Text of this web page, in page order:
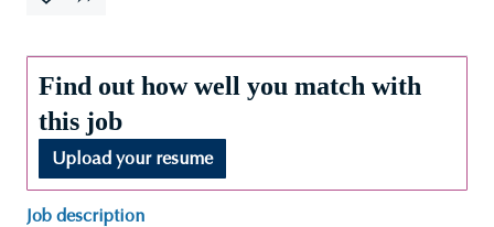
Find out how well you match with
this job
Upload your resume
Job description